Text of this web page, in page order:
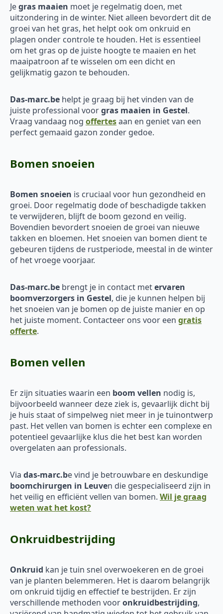
Jegras maaien moet je regelmatig doen, met
uitzondering in de winter. Niet alleen bevordert dit de
groei van het gras, het helpt ook om onkruid en
plagen onder controle te houden. Het is essentieel
om het gras op de juiste hoogte te maaien en het
maaipatroon af te wisselen om een dicht en
gelijkmatig gazon te behouden.
Das-marc.be helpt je graag bij het vinden van de
juiste professional voorgras maaien in Gestel.
Vraag vandaag nog offertesaan en geniet van een
perfect gemaaid gazon zonder gedoe.
Bomen snoeien
Bomen snoeien is cruciaal voor hun gezondheid en
groei. Door regelmatig dode of beschadigde takken
te verwijderen, blijft de boom gezond en veilig.
Bovendien bevordert snoeien de groei van nieuwe
takken en bloemen. Het snoeien van bomen dient te
gebeuren tijdens de rustperiode, meestal in de winter
of het vroege voorjaar.
Das-marc.be brengt je in contact metervaren
boomverzorgers in Gestel, die je kunnen helpen bij
het snoeien van je bomen op de juiste manier en op
het juiste moment. Contacteer ons voor een gratis
offerte.
Bomen vellen
Er zijn situaties waarin een boom vellen nodig is,
bijvoorbeeld wanneer deze ziek is, gevaarlijk dicht bij
je huis staat of simpelweg niet meer in je tuinontwerp
past. Het vellen van bomen is echter een complexe en
potentieel gevaarlijke klus die het best kan worden
overgelaten aan professionals.
Via das-marc.be vind je betrouwbare en deskundige
boomchirurgen in Leuven die gespecialiseerd zijn in
het veilig en efficiënt vellen van bomen. Wil je graag
weten wat het kost?
Onkruidbestrijding
Onkruid kan je tuin snel overwoekeren en de groei
van je planten belemmeren. Het is daarom belangrijk
om onkruid tijdig en effectief te bestrijden. Er zijn
verschillende methoden vooronkruidbestrijding,